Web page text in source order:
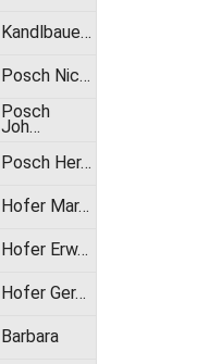
Kandlbaue…
Posch Nic…
Posch
Joh…
Posch Her…
Hofer Mar…
Hofer Erw…
Hofer Ger…
Barbara